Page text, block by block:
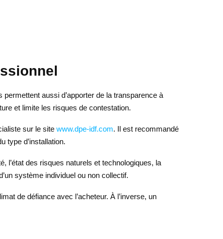
aussi d’apporter de la transparence à
et limite les risques de contestation.
sur le site www.dpe-idf.com. Il est recommandé
type d’installation.
l’état des risques naturels et technologiques, la
système individuel ou non collectif.
de défiance avec l’acheteur. À l’inverse, un